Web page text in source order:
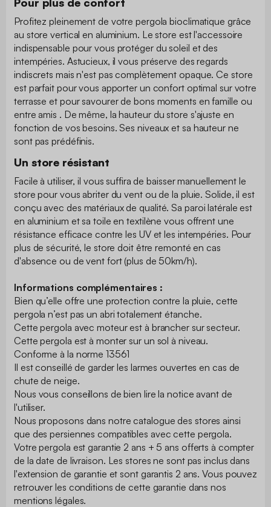
Profitez pleinement de votre pergola bioclimatique grâce
au store vertical en aluminium. Le store est l'accessoire
indispensable pour vous protéger du soleil et des
intempéries. Astucieux, il vous préserve des regards
indiscrets mais n'est pas complètement opaque. Ce store
est parfait pour vous apporter un confort optimal sur votre
terrasse et pour savourer de bons moments en famille ou
entre amis . De même, la hauteur du store s'ajuste en
fonction de vos besoins. Ses niveaux et sa hauteur ne
sont pas prédéfinis.
Un store résistant
Facile à utiliser, il vous suffira de baisser manuellement le
store pour vous abriter du vent ou de la pluie. Solide, il est
conçu avec des matériaux de qualité. Sa paroi latérale est
en aluminium et sa toile en textilène vous offrent une
résistance efficace contre les UV et les intempéries. Pour
plus de sécurité, le store doit être remonté en cas
d'absence ou de vent fort (plus de 50km/h).
Informations complémentaires :
Bien qu’elle offre une protection contre la pluie, cette
pergola n’est pas un abri totalement étanche.
Cette pergola avec moteur est à brancher sur secteur.
Cette pergola est à monter sur un sol à niveau.
Conforme à la norme 13561
Il est conseillé de garder les larmes ouvertes en cas de
chute de neige.
Nous vous conseillons de bien lire la notice avant de
l'utiliser.
Nous proposons dans notre catalogue des stores ainsi
que des persiennes compatibles avec cette pergola.
Votre pergola est garantie 2 ans + 5 ans offerts à compter
de la date de livraison. Les stores ne sont pas inclus dans
l'extension de garantie et sont garantis 2 ans. Vous pouvez
retrouver les conditions de cette garantie dans nos
mentions légales.